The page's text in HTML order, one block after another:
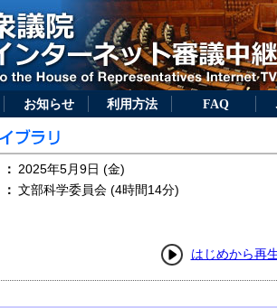
お知らせ 利用方法 FAQ
： 2025年5月9日 (金)
： 文部科学委員会 (4時間14分)
はじめから再